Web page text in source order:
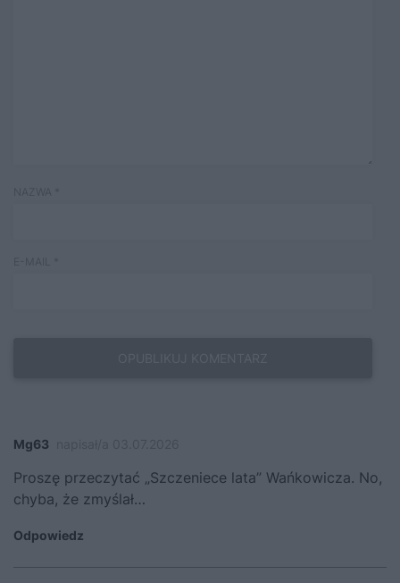
Mg63
Proszę przeczytać „Szczeniece lata” Wańkowicza. No,
chyba, że zmyślał…
Odpowiedz